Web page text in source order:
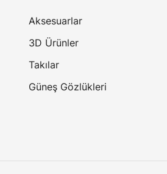
Aksesuarlar
3D Ürünler
Takılar
Güneş Gözlükleri